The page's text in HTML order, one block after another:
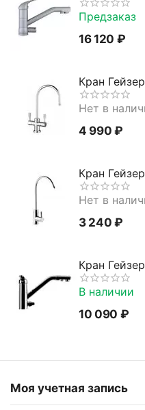
Предзаказ
16 120 ₽
Кран
Нет в
4 990 ₽
Кран
Нет в
3 240 ₽
Кран
В наличии
10 090 ₽
Моя учетная запись